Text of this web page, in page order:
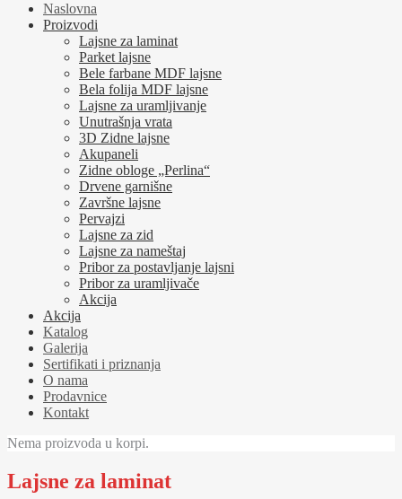
Naslovna
Proizvodi
Lajsne za laminat
Parket lajsne
Bele farbane MDF lajsne
Bela folija MDF lajsne
Lajsne za uramljivanje
Unutrašnja vrata
3D Zidne lajsne
Akupaneli
Zidne obloge „Perlina“
Drvene garnišne
Završne lajsne
Pervajzi
Lajsne za zid
Lajsne za nameštaj
Pribor za postavljanje lajsni
Pribor za uramljivače
Akcija
Akcija
Katalog
Galerija
Sertifikati i priznanja
O nama
Prodavnice
Kontakt
Nema proizvoda u korpi.
Lajsne za laminat